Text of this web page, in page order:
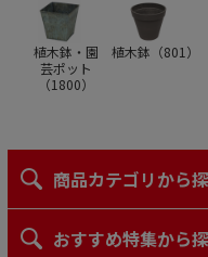
植木鉢・園
芸ポット
（1800）
植木鉢（801）
商品カテゴリから
おすすめ特集から